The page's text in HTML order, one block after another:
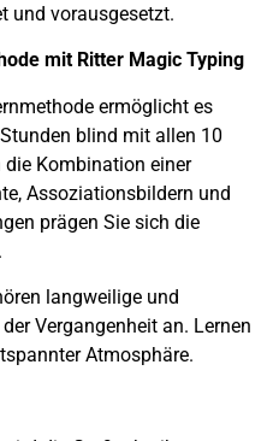
und vorausgesetzt.
mit Ritter Magic Typing
ermöglicht es
blind mit allen 10
die Kombination einer
Assoziationsbildern und
prägen Sie sich die
langweilige und
Vergangenheit an. Lernen
Atmosphäre.